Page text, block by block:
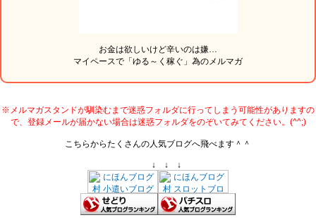
お金は欲しいけど辛いのは嫌…
マイペースで「ゆる～く稼ぐ」為のメルマガ
※メルマガスタンドが馴染むまで迷惑フォルダに行ってしまう可能性がありますの
で、登録メールが届かない場合は迷惑フォルダをのぞいてみてください。(^^;)
こちらからたくさんの人気ブログへ飛べます＾＾
↓ ↓ ↓